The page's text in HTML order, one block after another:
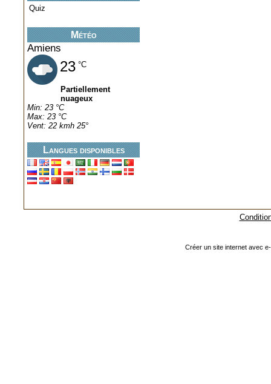
Quiz
Météo
Amiens
23 °C
Partiellement
nuageux
Min: 23 °C
Max: 23 °C
Vent: 22 kmh 25°
Langues disponibles
Créer un site internet avec